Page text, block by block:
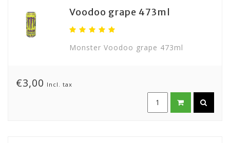
Voodoo grape 473ml
Monster Voodoo grape 473ml
€3,00 Incl. tax